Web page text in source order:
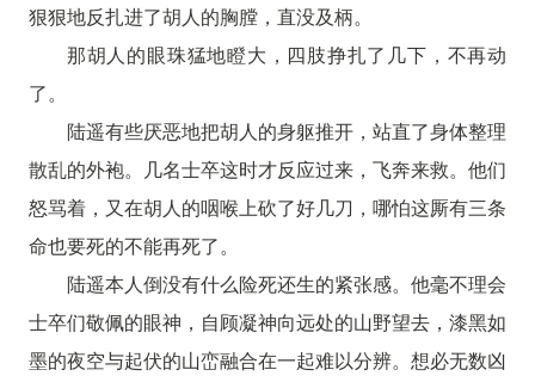
狠狠地反扎进了胡人的胸膛，直没及柄。
那胡人的眼珠猛地瞪大，四肢挣扎了几下，不再动
了。
陆遥有些厌恶地把胡人的身躯推开，站直了身体整理
散乱的外袍。几名士卒这时才反应过来，飞奔来救。他们
怒骂着，又在胡人的咽喉上砍了好几刀，哪怕这厮有三条
命也要死的不能再死了。
陆遥本人倒没有什么险死还生的紧张感。他毫不理会
士卒们敬佩的眼神，自顾凝神向远处的山野望去，漆黑如
墨的夜空与起伏的山峦融合在一起难以分辨。想必无数凶